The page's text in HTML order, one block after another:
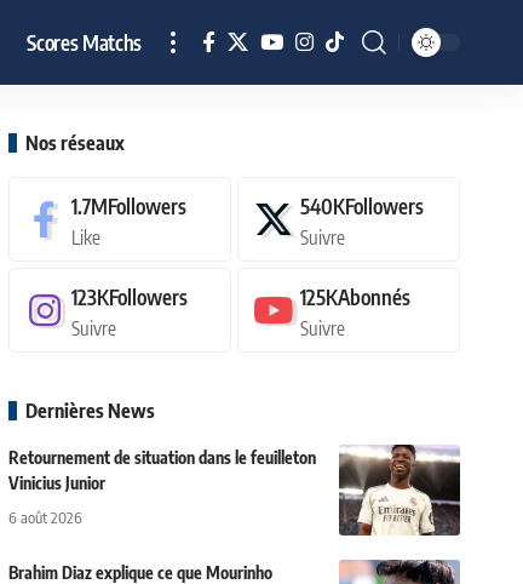
Scores Matchs
Nos réseaux
1.7MFollowers
Like
540KFollowers
Suivre
123KFollowers
Suivre
125KAbonnés
Suivre
Dernières News
Retournement de situation dans le feuilleton
Vinicius Junior
6 août 2026
Brahim Diaz explique ce que Mourinho